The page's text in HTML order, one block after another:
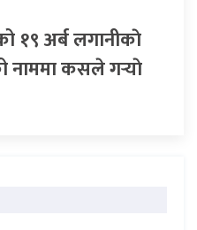
१९ अर्ब लगानीकाे
नाममा कसले गर्‍याे